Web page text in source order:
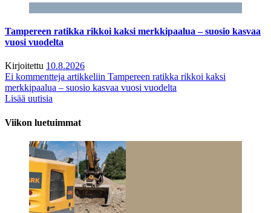
Tampereen ratikka rikkoi kaksi merkkipaalua – suosio kasvaa
vuosi vuodelta
Kirjoitettu 10.8.2026
Ei kommentteja artikkeliin Tampereen ratikka rikkoi kaksi
merkkipaalua – suosio kasvaa vuosi vuodelta
Lisää uutisia
Viikon luetuimmat